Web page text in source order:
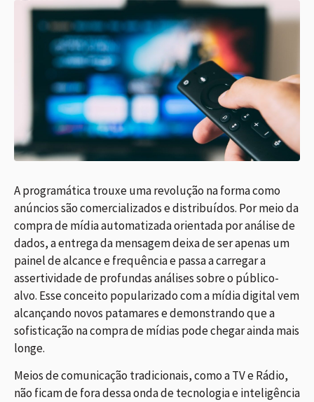
A programática trouxe uma revolução na forma como
anúncios são comercializados e distribuídos. Por meio da
compra de mídia automatizada orientada por análise de
dados, a entrega da mensagem deixa de ser apenas um
painel de alcance e frequência e passa a carregar a
assertividade de profundas análises sobre o público-
alvo. Esse conceito popularizado com a mídia digital vem
alcançando novos patamares e demonstrando que a
sofisticação na compra de mídias pode chegar ainda mais
longe.
Meios de comunicação tradicionais, como a TV e Rádio,
não ficam de fora dessa onda de tecnologia e inteligência